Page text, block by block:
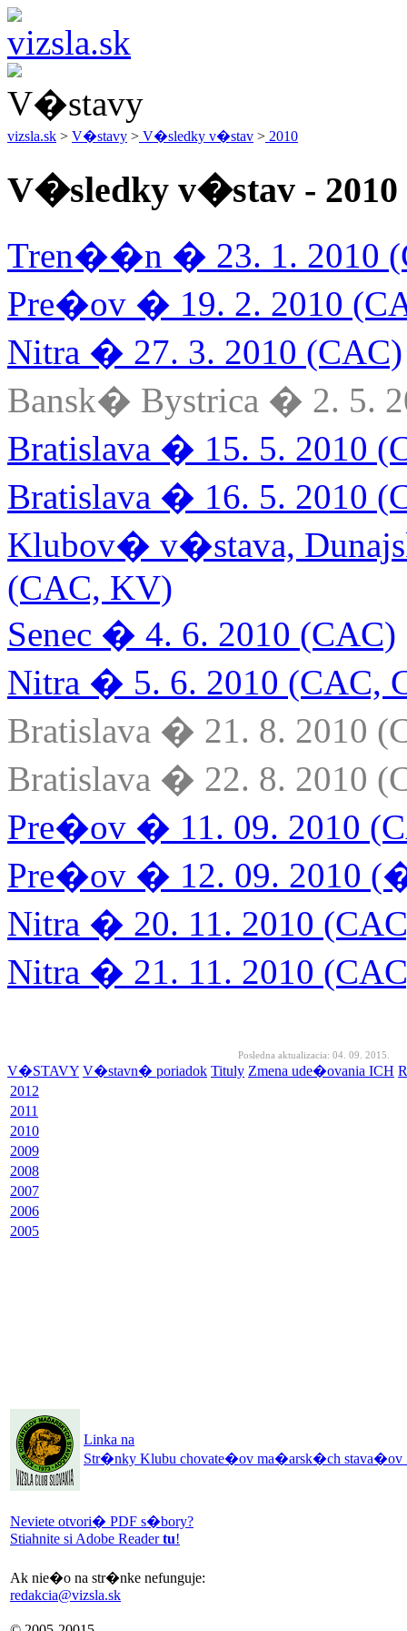
vizsla.sk > V�stavy > V�sledky v�stav > 2010
V�sledky v�stav - 2010
Tren��n � 23. 1. 2010
Pre�ov � 19. 2. 2010
Nitra � 27. 3. 2010 (CAC)
Bansk� Bystrica � 2. 5.
Bratislava � 15. 5. 2010
Bratislava � 16. 5. 2010
Klubov� v�stava,
(CAC, KV)
Senec � 4. 6. 2010 (CAC)
Nitra � 5. 6. 2010 (CAC,
Bratislava � 21. 8. 2010
Bratislava � 22. 8. 2010
Pre�ov � 11. 09. 2010
Pre�ov � 12. 09. 2010
Nitra � 20. 11. 2010
Nitra � 21. 11. 2010
Posledna aktualizacia: 04. 09. 2015.
V�STAVY V�stavn� poriadok Tituly Zmena ude�ovania ICH
2012
2011
2010
2009
2008
2007
2006
2005
Linka na
Str�nky Klubu chovate�ov ma�arsk�ch stava�ov
Neviete otvori� PDF s�bory?
Stiahnite si Adobe Readertu!
Ak nie�o na str�nke nefunguje:
redakcia@vizsla.sk